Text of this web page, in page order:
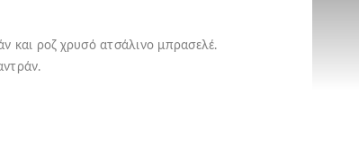
και ροζ χρυσό ατσάλινο μπρασελέ.